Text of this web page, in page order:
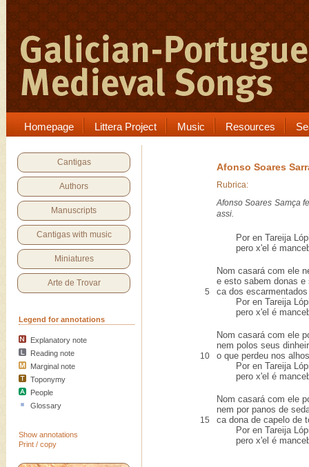
Homepage Littera Project Music Resources
Cantigas
Authors
Manuscripts
Cantigas with music
Miniatures
Arte de Trovar
Legend for annotations
Explanatory note
Reading note
Marginal note
Toponymy
People
Glossary
Show annotations
Print / copy
Afonso Soares
Rubrica:
Afonso Soares Samça
assi.
Por en Tareija
pero x'el é
Nom casará com ele
e esto sabem donas
5
ca dos
Por en Tareija
pero x'el é
Nom casará com ele
nem polos seus
10
o que perdeu nos
Por en Tareija
pero x'el é
Nom casará com ele
nem por panos de
15
ca dona de capelo de
Por en Tareija
pero x'el é